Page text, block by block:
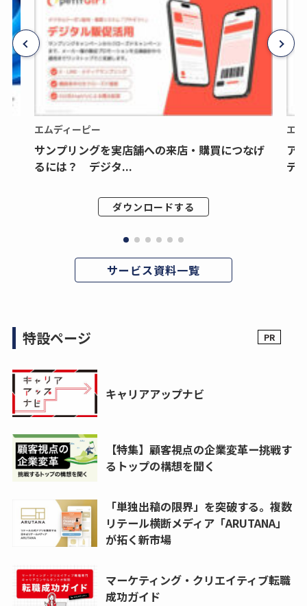
エムディーピー
サンプリングを実店舗への来店・購買につなげ
るには？ デジタ...
ダウンロードする
エ
ア
デ
サービス資料一覧
特設ページ
キャリアアップナビ
【特集】顧客視点の企業変革ー挑戦す
るトップの構想を聞く
「単独出稿の限界」を突破する。複数
リテール横断メディア「ARUTANA」
が拓く新市場
マーケティング・クリエイティブ転職
成功ガイド